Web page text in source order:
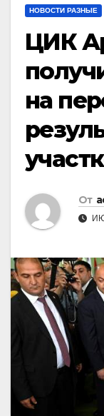
НОВОСТИ РАЗНЫЕ
ЦИК
на
От